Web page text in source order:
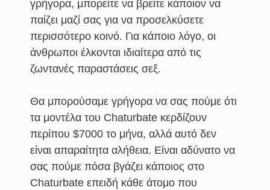
γρήγορα, μπορείτε να βρείτε κάποιον να
παίζει μαζί σας για να προσελκύσετε
περισσότερο κοινό. Για κάποιο λόγο, οι
άνθρωποι έλκονται ιδιαίτερα από τις
ζωντανές παραστάσεις σεξ.
Θα μπορούσαμε γρήγορα να σας πούμε ότι
τα μοντέλα του Chaturbate κερδίζουν
περίπου $7000 το μήνα, αλλά αυτό δεν
είναι απαραίτητα αλήθεια. Είναι αδύνατο να
σας πούμε πόσα βγάζει κάποιος στο
Chaturbate επειδή κάθε άτομο που